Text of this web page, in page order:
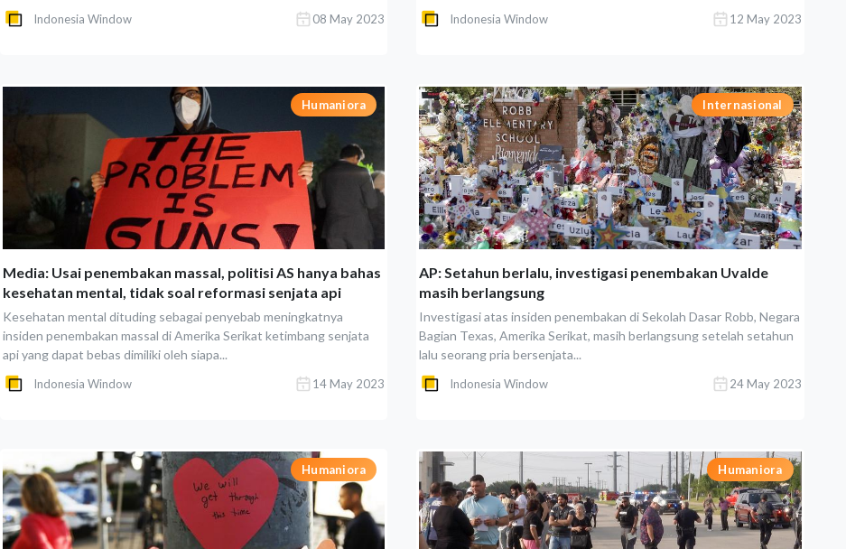
Indonesia Window 08 May 2023 Indonesia Window 12 May 2023
Humaniora
Media: Usai penembakan massal, politisi AS hanya bahas
kesehatan mental, tidak soal reformasi senjata api
Kesehatan mental dituding sebagai penyebab meningkatnya
insiden penembakan massal di Amerika Serikat ketimbang senjata
api yang dapat bebas dimiliki oleh siapa...
Indonesia Window 14 May 2023
Internasional
AP: Setahun berlalu, investigasi penembakan Uvalde
masih berlangsung
Investigasi atas insiden penembakan di Sekolah Dasar Robb, Negara
Bagian Texas, Amerika Serikat, masih berlangsung setelah setahun
lalu seorang pria bersenjata...
Indonesia Window 24 May 2023
Humaniora Humaniora